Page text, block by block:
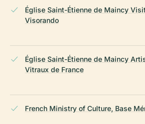
Église Saint-Étienne de Maincy
Visorando
Église Saint-Étienne de Maincy
Vitraux de France
French Ministry of Culture, Base